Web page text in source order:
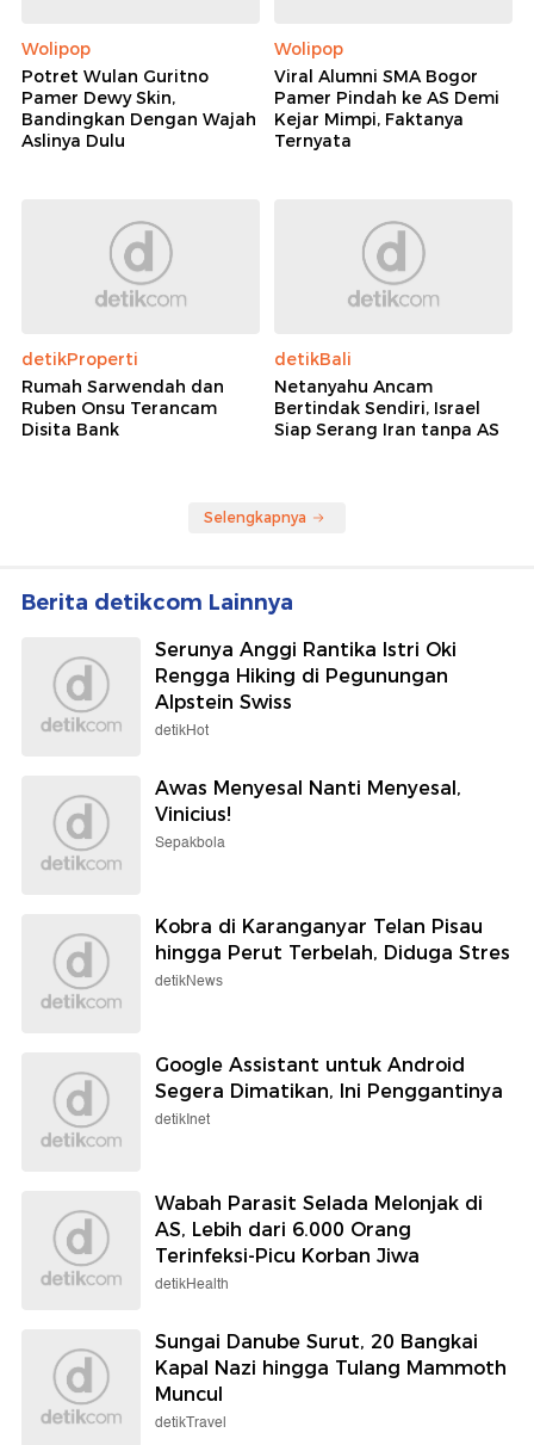
Wolipop
Potret Wulan Guritno
Pamer Dewy Skin,
Bandingkan Dengan Wajah
Aslinya Dulu
Wolipop
Viral Alumni SMA Bogor
Pamer Pindah ke AS Demi
Kejar Mimpi, Faktanya
Ternyata
detikProperti
Rumah Sarwendah dan
Ruben Onsu Terancam
Disita Bank
detikBali
Netanyahu Ancam
Bertindak Sendiri, Israel
Siap Serang Iran tanpa AS
Selengkapnya
Berita detikcom Lainnya
Serunya Anggi Rantika Istri Oki
Rengga Hiking di Pegunungan
Alpstein Swiss
detikHot
Awas Menyesal Nanti Menyesal,
Vinicius!
Sepakbola
Kobra di Karanganyar Telan Pisau
hingga Perut Terbelah, Diduga Stres
detikNews
Google Assistant untuk Android
Segera Dimatikan, Ini Penggantinya
detikInet
Wabah Parasit Selada Melonjak di
AS, Lebih dari 6.000 Orang
Terinfeksi-Picu Korban Jiwa
detikHealth
Sungai Danube Surut, 20 Bangkai
Kapal Nazi hingga Tulang Mammoth
Muncul
detikTravel